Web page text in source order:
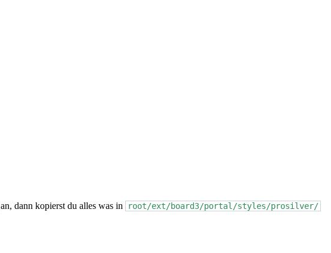
an, dann kopierst du alles was in root/ext/board3/portal/styles/prosilver/